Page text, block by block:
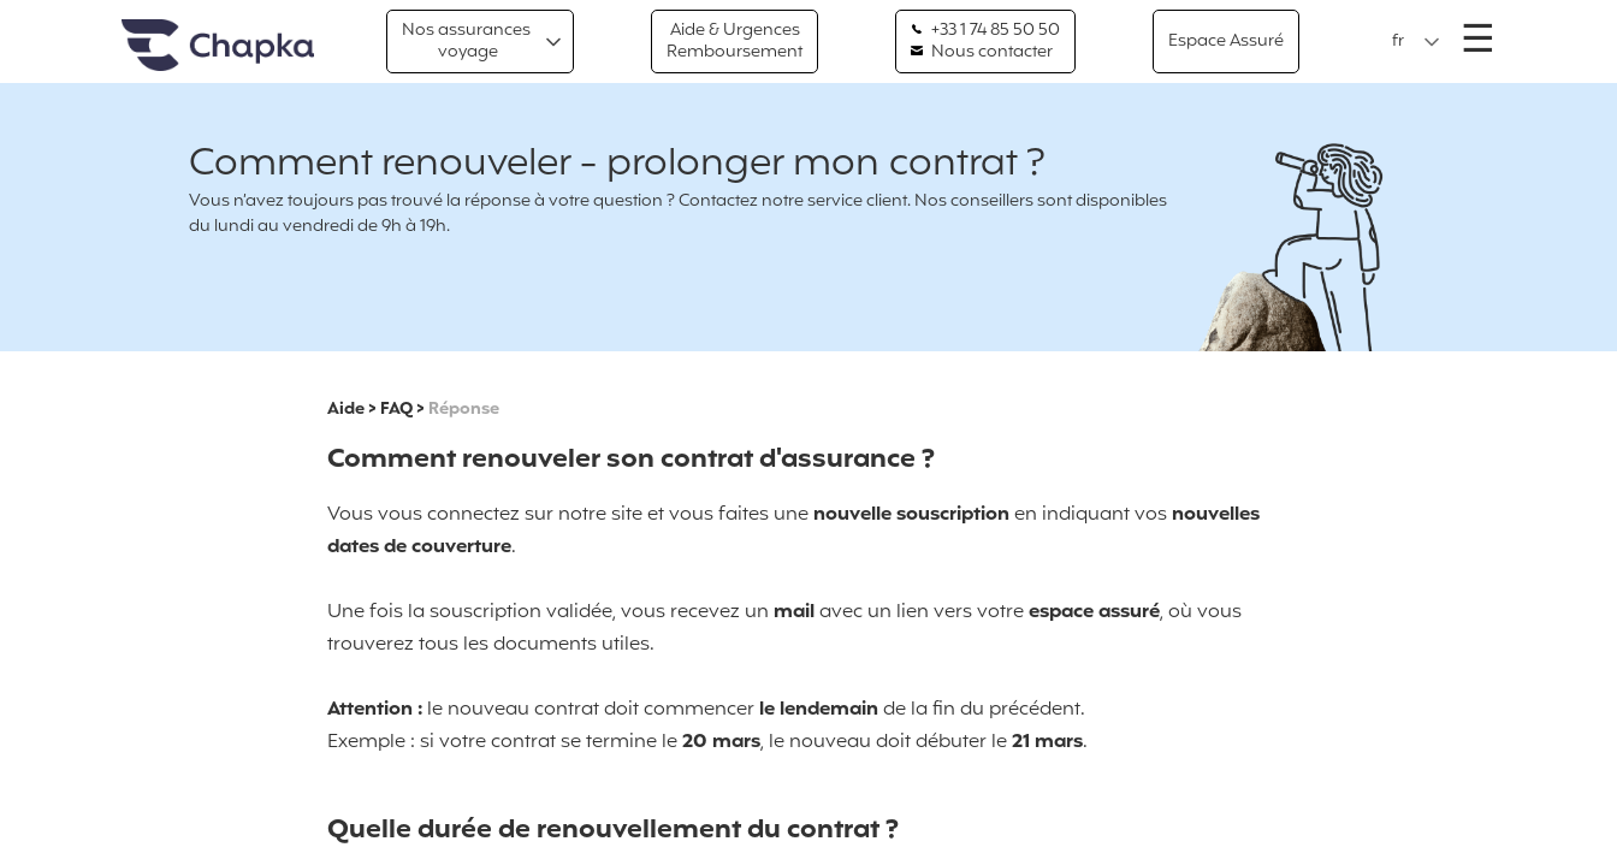
Chapka Assurances VoyagesNos assurances
voyage
Aide & Urgences
Remboursement
+33 1 74 85 50 50
Nous contacter
Espace Assuré fr ☰
Comment renouveler - prolonger mon contrat ?
Vous n’avez toujours pas trouvé la réponse à votre question ? Contactez notre service client. Nos conseillers sont disponibles
du lundi au vendredi de 9h à 19h.
Aide> FAQ> Réponse
Comment renouveler son contrat d'assurance ?
Vous vous connectez sur notre site et vous faites une nouvelle souscriptionen indiquant vos nouvelles
dates de couverture.
Une fois la souscription validée, vous recevez un mailavec un lien vers votreespace assuré, où vous
trouverez tous les documents utiles.
Attention : le nouveau contrat doit commencer le lendemainde la fin du précédent.
Exemple : si votre contrat se termine le20 mars, le nouveau doit débuter le21 mars.
Quelle durée de renouvellement du contrat ?